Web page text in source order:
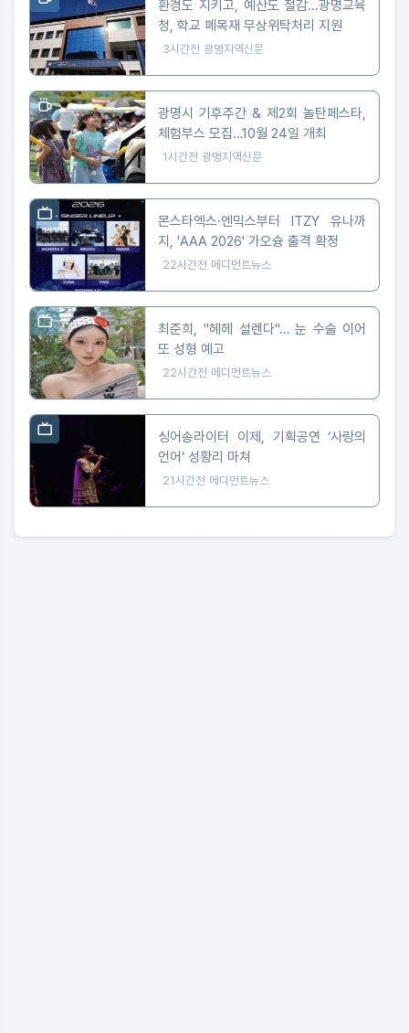
환경도 지키고, 예산도 절감...광명교육
청, 학교 폐목재 무상위탁처리 지원
3시간전 광명지역신문
광명시 기후주간 & 제2회 놀탄페스타,
체험부스 모집…10월 24일 개최
1시간전 광명지역신문
몬스타엑스·엔믹스부터 ITZY 유나까
지, 'AAA 2026' 가오슝 출격 확정
22시간전 메디먼트뉴스
최준희, "헤헤 설렌다"… 눈 수술 이어
또 성형 예고
22시간전 메디먼트뉴스
싱어송라이터 이제, 기획공연 ‘사랑의
언어’ 성황리 마쳐
21시간전 메디먼트뉴스